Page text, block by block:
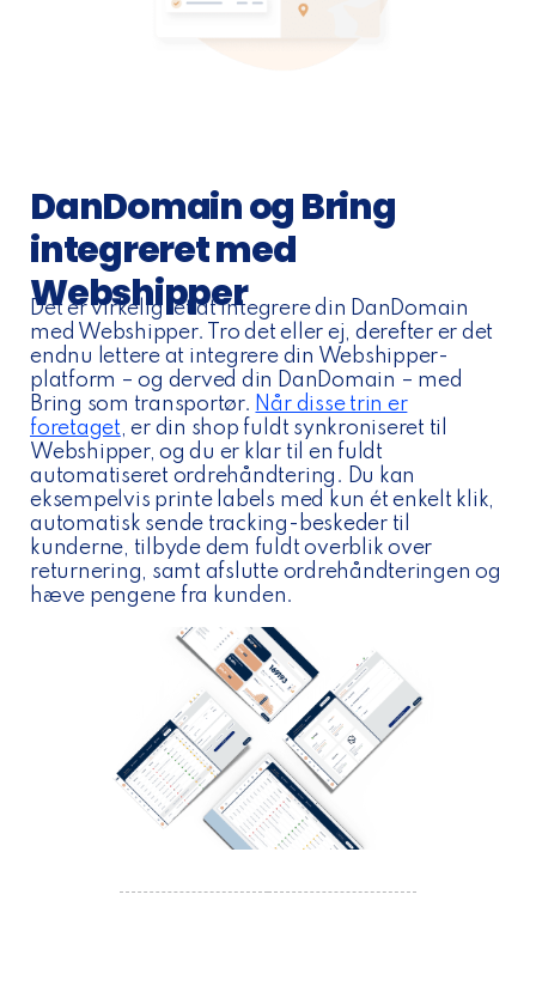
DanDomain og Bring
integreret med
Webshipper
Det er virkelig let at integrere din DanDomain
med Webshipper. Tro det eller ej, derefter er det
endnu lettere at integrere din Webshipper-
platform – og derved din DanDomain – med
Bring som transportør. Når disse trin er
foretaget, er din shop fuldt synkroniseret til
Webshipper, og du er klar til en fuldt
automatiseret ordrehåndtering. Du kan
eksempelvis printe labels med kun ét enkelt klik,
automatisk sende tracking-beskeder til
kunderne, tilbyde dem fuldt overblik over
returnering, samt afslutte ordrehåndteringen og
hæve pengene fra kunden.